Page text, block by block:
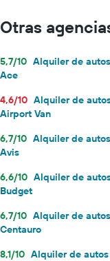
Otras
5,7/10 Alquiler de
Ace
4,6/10 Alquiler de
Airport Van
6,7/10 Alquiler de
Avis
6,6/10 Alquiler de
Budget
6,7/10 Alquiler de
Centauro
8,1/10 Alquiler de